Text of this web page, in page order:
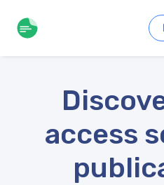
access